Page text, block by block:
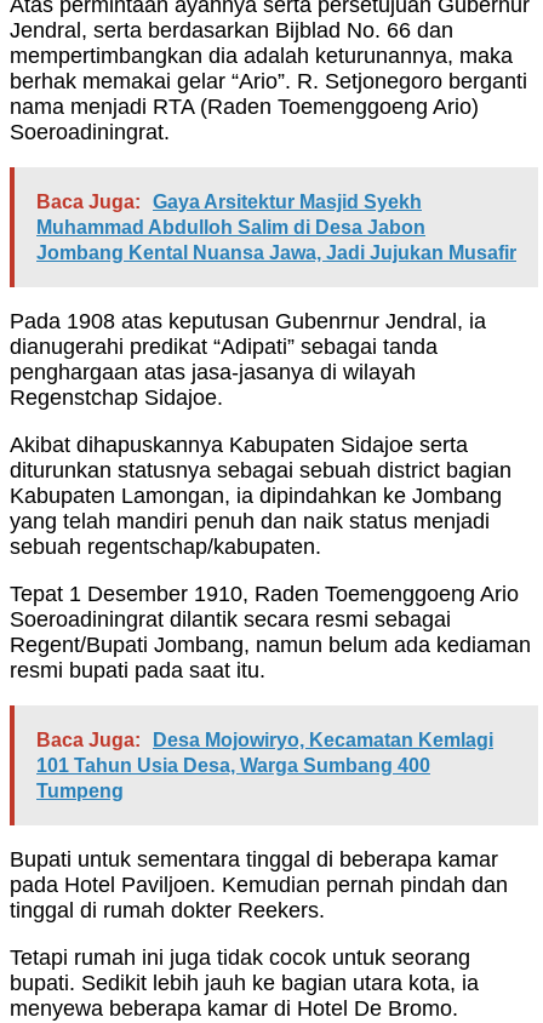
Atas permintaan ayahnya serta persetujuan Gubernur
Jendral, serta berdasarkan Bijblad No. 66 dan
mempertimbangkan dia adalah keturunannya, maka
berhak memakai gelar “Ario”. R. Setjonegoro berganti
nama menjadi RTA (Raden Toemenggoeng Ario)
Soeroadiningrat.
Baca Juga:
Gaya Arsitektur Masjid Syekh
Muhammad Abdulloh Salim di Desa Jabon
Jombang Kental Nuansa Jawa, Jadi Jujukan Musafir
Pada 1908 atas keputusan Gubenrnur Jendral, ia
dianugerahi predikat “Adipati” sebagai tanda
penghargaan atas jasa-jasanya di wilayah
Regenstchap Sidajoe.
Akibat dihapuskannya Kabupaten Sidajoe serta
diturunkan statusnya sebagai sebuah district bagian
Kabupaten Lamongan, ia dipindahkan ke Jombang
yang telah mandiri penuh dan naik status menjadi
sebuah regentschap/kabupaten.
Tepat 1 Desember 1910, Raden Toemenggoeng Ario
Soeroadiningrat dilantik secara resmi sebagai
Regent/Bupati Jombang, namun belum ada kediaman
resmi bupati pada saat itu.
Baca Juga:
Desa Mojowiryo, Kecamatan Kemlagi
101 Tahun Usia Desa, Warga Sumbang 400
Tumpeng
Bupati untuk sementara tinggal di beberapa kamar
pada Hotel Paviljoen. Kemudian pernah pindah dan
tinggal di rumah dokter Reekers.
Tetapi rumah ini juga tidak cocok untuk seorang
bupati. Sedikit lebih jauh ke bagian utara kota, ia
menyewa beberapa kamar di Hotel De Bromo.